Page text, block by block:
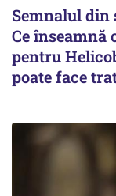
Semnalul din
Ce înseamnă
pentru
poate face